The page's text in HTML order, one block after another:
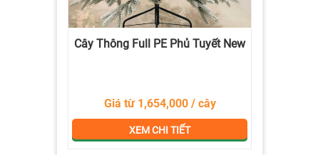
Cây Thông Full PE Phủ Tuyết New
Giá từ 1,654,000 / cây
XEM CHI TIẾT